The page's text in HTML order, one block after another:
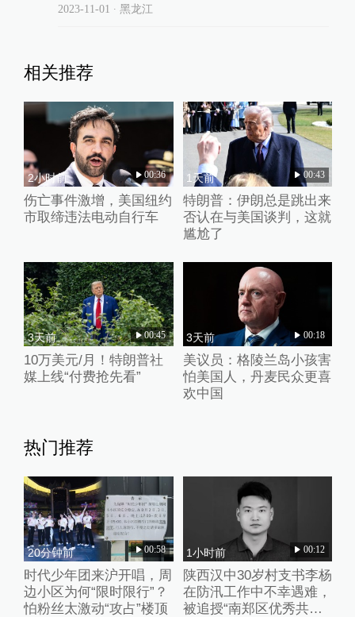
2023-11-01 ∙ 黑龙江
相关推荐
2小时前 00:36
伤亡事件激增，美国纽约
市取缔违法电动自行车
1天前 00:43
特朗普：伊朗总是跳出来
否认在与美国谈判，这就
尴尬了
3天前 00:45
10万美元/月！特朗普社
媒上线“付费抢先看”
3天前 00:18
美议员：格陵兰岛小孩害
怕美国人，丹麦民众更喜
欢中国
热门推荐
20分钟前 00:58
时代少年团来沪开唱，周
边小区为何“限时限行”？
怕粉丝太激动“攻占”楼顶
1小时前 00:12
陕西汉中30岁村支书李杨
在防汛工作中不幸遇难，
被追授“南郑区优秀共产